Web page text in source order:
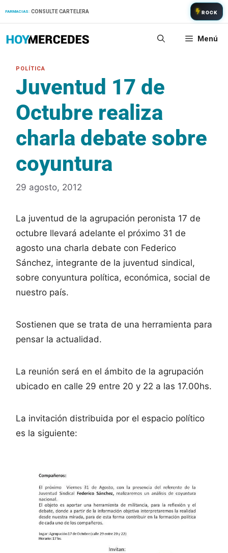
FARMACIAS: CONSULTE CARTELERA ROCK
Menú
Juventud 17 de
Octubre realiza
charla debate sobre
coyuntura
29 agosto, 2012
La juventud de la agrupación peronista 17 de
octubre llevará adelante el próximo 31 de
agosto una charla debate con Federico
Sánchez, integrante de la juventud sindical,
sobre conyuntura política, económica, social de
nuestro país.
Sostienen que se trata de una herramienta para
pensar la actualidad.
La reunión será en el ámbito de la agrupación
ubicado en calle 29 entre 20 y 22 a las 17.00hs.
La invitación distribuida por el espacio político
es la siguiente: